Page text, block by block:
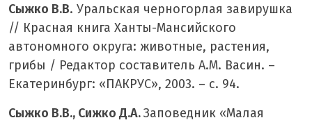
Сыжко В.В. Уральская черногорлая завирушка
// Красная книга Ханты-Мансийского
автономного округа: животные, растения,
грибы / Редактор составитель А.М. Васин. –
Екатеринбург: «ПАКРУС», 2003. – с. 94.
Сыжко В.В., Сижко Д.А.Заповедник «Малая